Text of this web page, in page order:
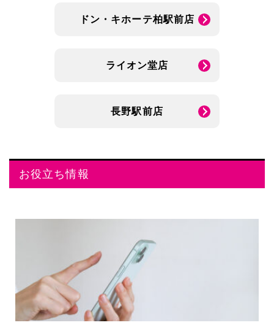
ドン・キホーテ柏駅前店
ライオン堂店
長野駅前店
お役立ち情報